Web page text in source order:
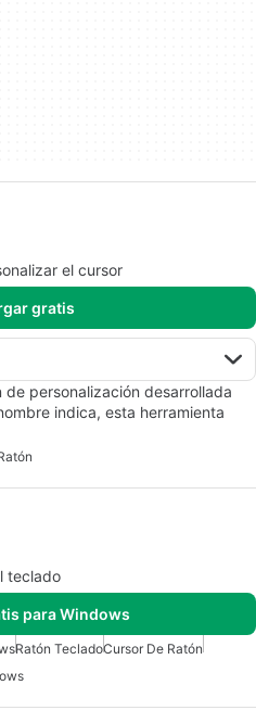
el cursor
gratis
personalización desarrollada
indica, esta herramienta
teclado
para Windows
Ratón TecladoCursor De Ratón